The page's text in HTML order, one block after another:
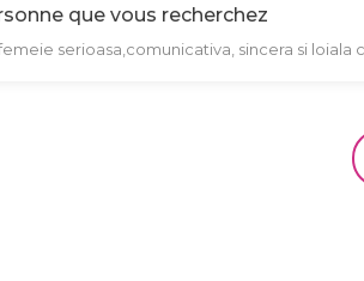
que vous recherchez
serioasa,comunicativa, sincera si